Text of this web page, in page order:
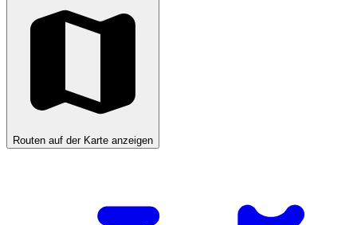
Routen auf der Karte anzeigen